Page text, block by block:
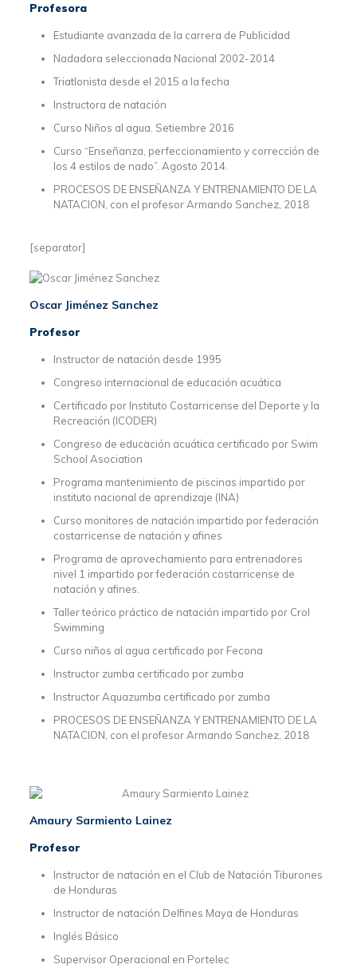
Profesora
Estudiante avanzada de la carrera de Publicidad
Nadadora seleccionada Nacional 2002-2014
Triatlonista desde el 2015 a la fecha
Instructora de natación
Curso Niños al agua. Setiembre 2016
Curso “Enseñanza, perfeccionamiento y corrección de
los 4 estilos de nado”. Agosto 2014.
PROCESOS DE ENSEÑANZA Y ENTRENAMIENTO DE LA
NATACION, con el profesor Armando Sanchez, 2018
[separator]
Oscar Jiménez Sanchez
Profesor
Instructor de natación desde 1995
Congreso internacional de educación acuática
Certificado por Instituto Costarricense del Deporte y la
Recreación (ICODER)
Congreso de educación acuática certificado por Swim
School Asociation
Programa mantenimiento de piscinas impartido por
instituto nacional de aprendizaje (INA)
Curso monitores de natación impartido por federación
costarricense de natación y afines
Programa de aprovechamiento para entrenadores
nivel 1 impartido por federación costarricense de
natación y afines.
Taller teórico práctico de natación impartido por Crol
Swimming
Curso niños al agua certificado por Fecona
Instructor zumba certificado por zumba
Instructor Aquazumba certificado por zumba
PROCESOS DE ENSEÑANZA Y ENTRENAMIENTO DE LA
NATACION, con el profesor Armando Sanchez, 2018
Amaury Sarmiento Lainez
Profesor
Instructor de natación en el Club de Natación Tiburones
de Honduras
Instructor de natación Delfines Maya de Honduras
Inglés Básico
Supervisor Operacional en Portelec